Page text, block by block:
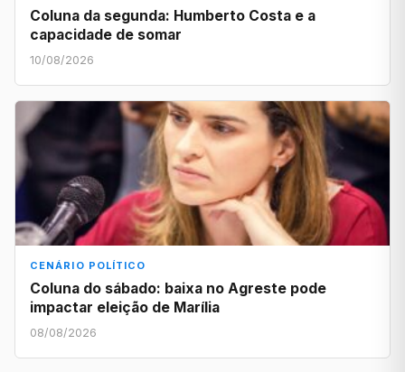
Coluna da segunda: Humberto Costa e a
capacidade de somar
10/08/2026
CENÁRIO POLÍTICO
Coluna do sábado: baixa no Agreste pode
impactar eleição de Marília
08/08/2026